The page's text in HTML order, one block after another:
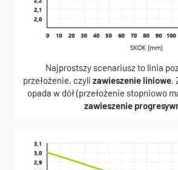
Najprostszy scenariusz to linia
przełożenie, czyli zawieszenie liniowe.
opada w dół (przełożenie stopniowo
zawieszenie